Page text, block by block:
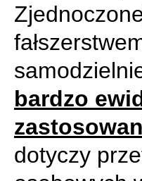
bardzo
dotyczy